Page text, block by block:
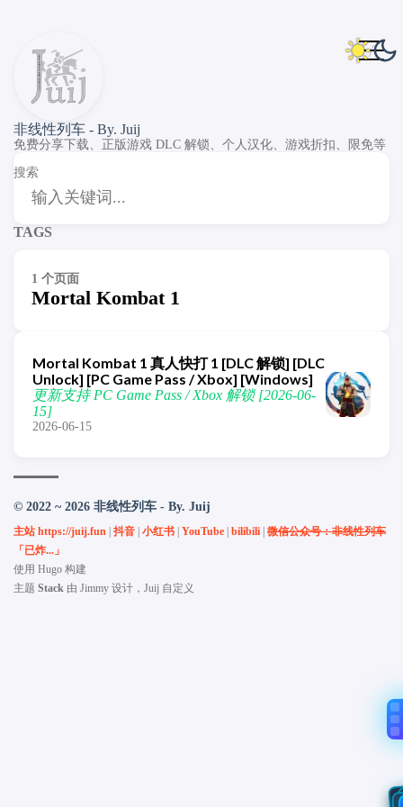
非线性列车 - By. Juij
免费分享下载、正版游戏 DLC 解锁、个人汉化、游戏折扣、限免等
搜索
TAGS
1 个页面
Mortal Kombat 1
Mortal Kombat 1 真人快打 1 [DLC 解锁] [DLC
Unlock] [PC Game Pass / Xbox] [Windows]
更新支持 PC Game Pass / Xbox 解锁 [2026-06-
15]
2026-06-15
© 2022 ~ 2026 非线性列车 - By. Juij
主站 https://juij.fun 抖音 小红书 YouTube bilibili 微信公众号：非线性列车
「已炸...」
使用 Hugo 构建
主题 Stack 由 Jimmy 设计，Juij 自定义